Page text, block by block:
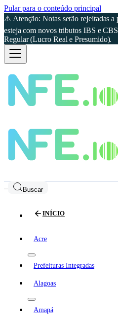
Pular para o conteúdo principal
⚠️ Atenção: Notas serão rejeitadas a
esteja com novos tributos IBS e
Regular (Lucro Real e Presumido).
Buscar
INÍCIO
Acre
Prefeituras Integradas
Alagoas
Amapá